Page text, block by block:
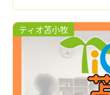
ティオ苫小牧